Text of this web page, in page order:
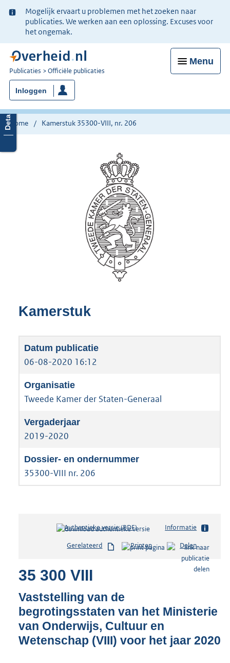
Ter
informatie:
Mogelijk ervaart u problemen met het zoeken naar
publicaties. We werken aan een oplossing. Excuses voor
het ongemak.
Menu
U
bent
nu
hier:
Publicaties Officiële publicaties
Inloggen
Home Kamerstuk 35300-VIII, nr. 206
Kamerstuk
06-08-2020 16:12
Tweede Kamer der Staten-Generaal
2019-2020
35300-VIII nr. 206
Authentieke versie (PDF)b
s
g
r
o
Informatie
Gerelateerd Printen Delen
35 300 VIII
Vaststelling van de
begrotingsstaten van het Ministerie
van Onderwijs, Cultuur en
Wetenschap (VIII) voor het jaar 2020